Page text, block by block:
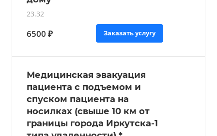
23.32
6500 ₽ Заказать услугу
Медицинская эвакуация
пациента с подъемом и
спуском пациента на
носилках (свыше 10 км от
границы города Иркутска-1